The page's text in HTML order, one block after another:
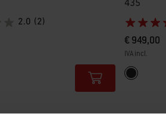
2.0 (2)
435
€ 949,00
IVA incl.
Color
Nero